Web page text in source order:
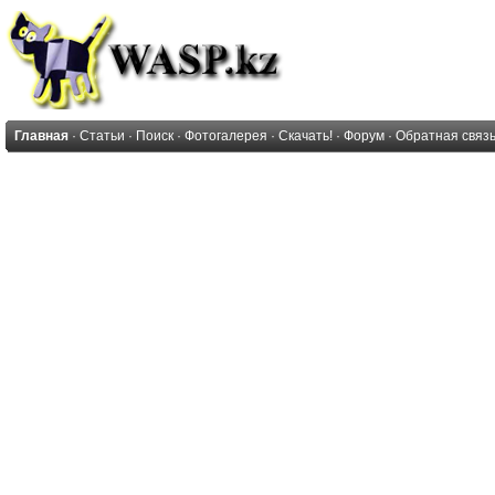
Главная · Статьи · Поиск · Фотогалерея · Скачать! · Форум · Обратная связь